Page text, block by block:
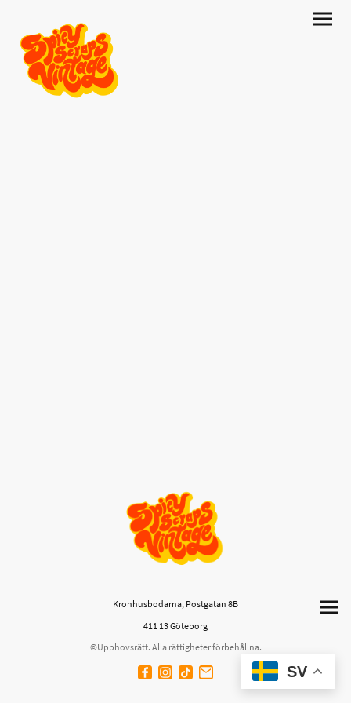
Kronhusbodarna, Postgatan 8B
411 13 Göteborg
©Upphovsrätt. Alla rättigheter förbehållna.
SV